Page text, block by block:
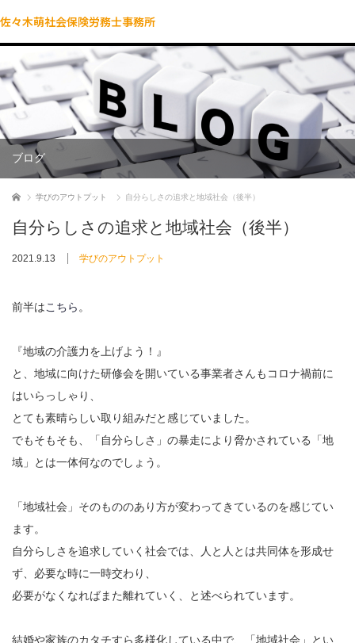
佐々木萌社会保険労務士事務所
ブログ
ホーム 学びのアウトプット 自分らしさの追求と地域社会（後半）
自分らしさの追求と地域社会（後半）
2021.9.13 学びのアウトプット
前半はこちら 。
『地域の介護力を上げよう！』
と、地域に向けた研修会を開いている事業者さんもコロナ禍前に
はいらっしゃり、
とても素晴らしい取り組みだと感じていました。
でもそもそも、「自分らしさ」の暴走により脅かされている「地
域」とは一体何なのでしょう。
「地域社会」そのもののあり方が変わってきているのを感じてい
ます。
自分らしさを追求していく社会では、人と人とは共同体を形成せ
ず、必要な時に一時交わり、
必要がなくなればまた離れていく、と述べられています。
結婚や家族のカタチすら多様化している中で、「地域社会」とい